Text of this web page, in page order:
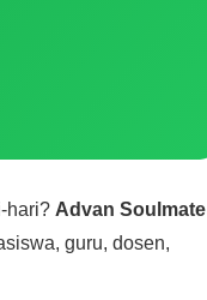
hari? Advan Soulmate
guru, dosen,